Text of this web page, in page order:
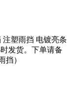
塑雨挡 电镀亮条
发货。下单请备
挡）